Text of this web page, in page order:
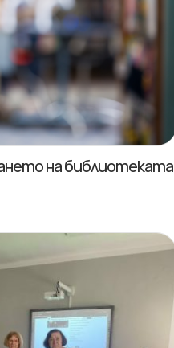
на библиотеката